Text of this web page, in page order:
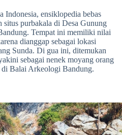
situs purbakala di Desa Gunung
Tempat ini memiliki nilai
dianggap sebagai lokasi
Sunda. Di gua ini, ditemukan
sebagai nenek moyang orang
Balai Arkeologi Bandung.